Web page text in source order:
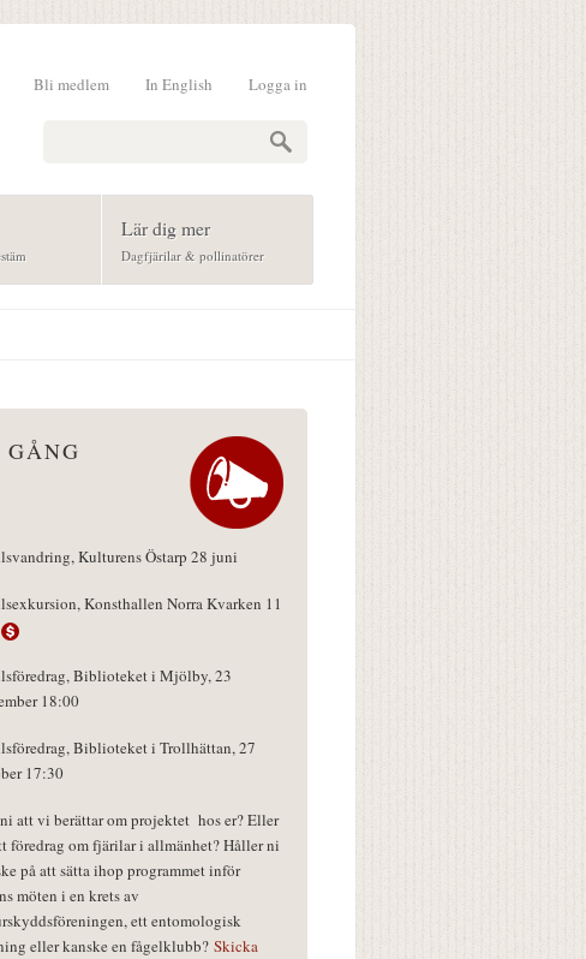
Logga in
In English
Bli medlem
Lär dig mer
Dagfjärilar & pollinatörer
GÅNG
Kulturens Östarp 28 juni
Konsthallen Norra Kvarken 11
Biblioteket i Mjölby, 23
18:00
Biblioteket i Trollhättan, 27
17:30
att vi berättar om projektet hos er? Eller
föredrag om fjärilar i allmänhet? Håller ni
på att sätta ihop programmet inför
möten i en krets av
ett entomologisk
eller kanske en fågelklubb? Skicka